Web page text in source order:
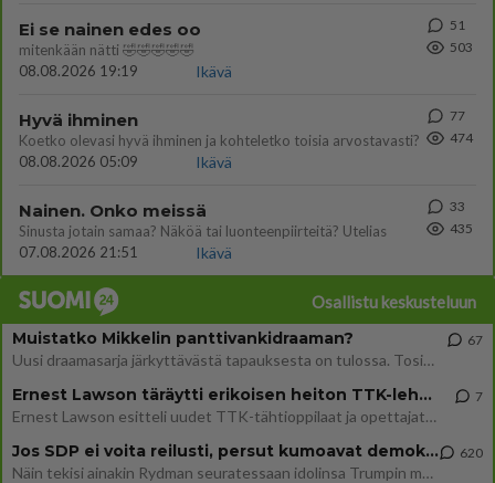
Ei se nainen edes oo
mitenkään nätti 🤣🤣🤣🤣🤣
08.08.2026 19:19
Ikävä
51
503
Hyvä ihminen
Koetko olevasi hyvä ihminen ja kohteletko toisia arvostavasti?
08.08.2026 05:09
Ikävä
77
474
Nainen. Onko meissä
Sinusta jotain samaa? Näköä tai luonteenpiirteitä? Utelias
07.08.2026 21:51
Ikävä
33
435
Osallistu keskusteluun
Muistatko Mikkelin panttivankidraaman?
Uusi draamasarja järkyttävästä tapauksesta on tulossa. Tositapahtumiin perustuva sarja ammentaa vuoden 1986 Mikkelin pan
67
Ernest Lawson täräytti erikoisen heiton TTK-lehdistötilaisuudessa: " Onko tässä tarkoituksena...?"
Ernest Lawson esitteli uudet TTK-tähtioppilaat ja opettajat torstaina 6.8. lehdistölle. Tulevalla kaudella on yksi hausk
7
Jos SDP ei voita reilusti, persut kumoavat demokratian Suomesta
Näin tekisi ainakin Rydman seuratessaan idolinsa Trumpin mallia https://www.is.fi/politiikka/art-2000012187244.html
620